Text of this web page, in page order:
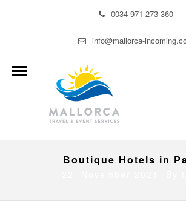
0034 971 273 360
info@mallorca-
Boutique Hotels in